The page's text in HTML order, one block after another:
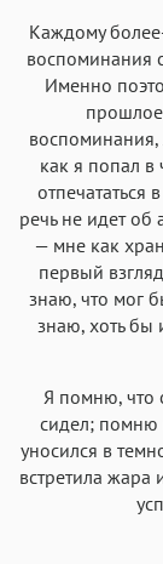
Каждому
воспоминания
Именно
воспоминания,
как я попал в
отпечататься
речь не идет об
— мне как
первый
знаю, что мог
знаю, хоть бы
Я помню, что
сидел; помню
уносился в
встретила жара